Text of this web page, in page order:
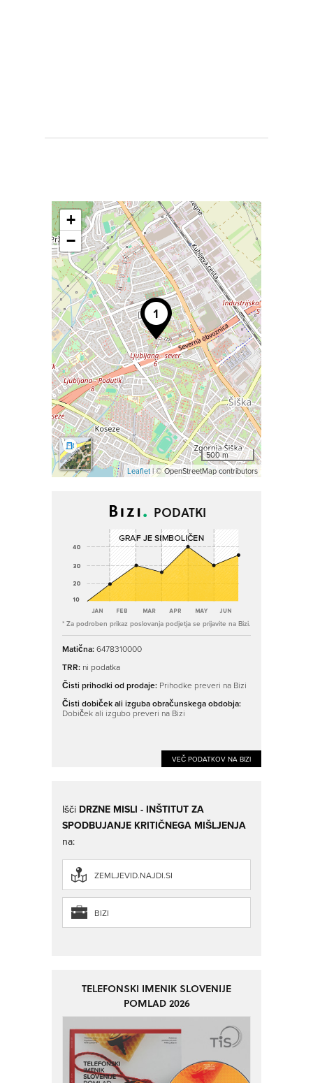
+
−
500 m
Leaflet| © OpenStreetMap contributors
PODATKI
* Za podroben prikaz poslovanja podjetja se prijavite na Bizi.
Matična:6478310000
TRR: ni podatka
Čisti prihodki od prodaje: Prihodke preveri na Bizi
Čisti dobiček ali izguba obračunskega obdobja:
Dobiček ali izgubo preveri na Bizi
VEČ PODATKOV NA BIZI
Išči DRZNE MISLI - INŠTITUT ZA
SPODBUJANJE KRITIČNEGA MIŠLJENJA
na:
ZEMLJEVID.NAJDI.SI
BIZI
TELEFONSKI IMENIK SLOVENIJE
POMLAD 2026